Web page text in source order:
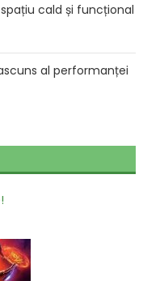
cald și funcțional
al performanței